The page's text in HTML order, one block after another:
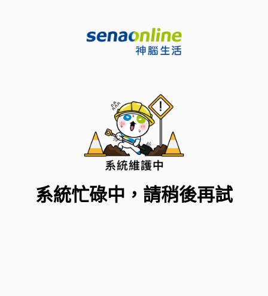
系統忙碌中，請稍後再試